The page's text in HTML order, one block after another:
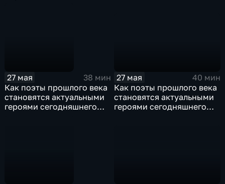
27 мая
38 мин
Как поэты прошлого века
становятся актуальными
героями сегодняшнего
27 мая
40 мин
Как поэты прошлого века
становятся актуальными
героями сегодняшнего